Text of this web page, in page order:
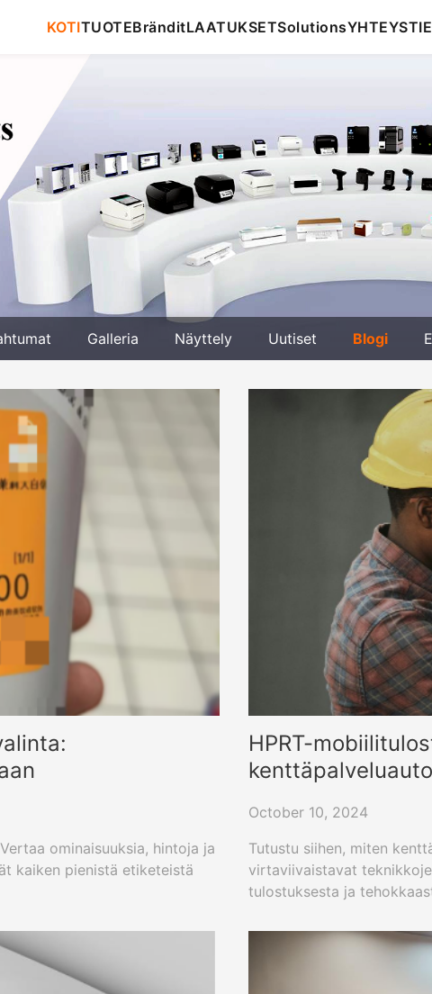
KOTITUOTEBränditLAATUKSETSolutions
Galleria Näyttely Uutiset Blogi
ominaisuuksia, hintoja ja
kaiken pienistä etiketeistä
HPRT-
October 10, 2024
Tutustu siihen, miten
virtaviivaistavat
tulostuksesta ja